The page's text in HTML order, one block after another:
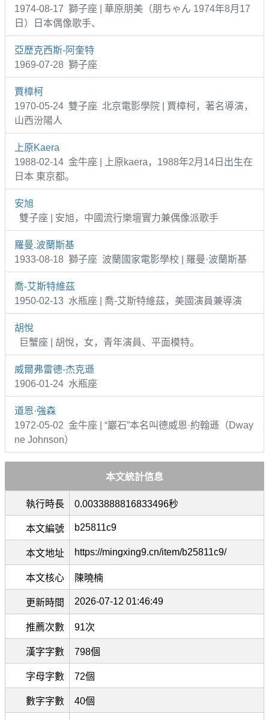
1974-08-17 獅子座 | 華原朋美（朋ちゃん 1974年8月17
日）日本偶像歌手、
亞歷克西斯-阿奎特
1969-07-28 獅子座
賈樟柯
1970-05-24 雙子座 北京電影學院 | 賈樟柯，著名導演，
山西汾陽人
上原Kaera
1988-02-14 金牛座 | 上原kaera，1988年2月14日出生在
日本 東京都。
安旭
雙子座 | 安旭，中國流行樂壇實力兼偶像派歌手
羅曼.波蘭斯基
1933-08-18 獅子座 波蘭國家電影學校 | 羅曼·波蘭斯基
喬-艾斯特維茲
1950-02-13 水瓶座 | 喬-艾斯特維茲，美國演員兼導演
胡悅
巨蟹座 | 胡悅，女，青年演員、平面模特。
威爾弗雷德-杰克遜
1906-01-24 水瓶座
道恩·強森
1972-05-02 金牛座 | “巖石”本名叫德威恩·約翰遜（Dway
ne Johnson）
本文統計信息
執行時長 0.0033888816833496秒
本文編號 b25811c9
本文地址 https://mingxing9.cn/item/b25811c9/
本文核心 陳曉楠
更新時間 2026-07-12 01:46:49
推薦次數 91次
漢字字數 798個
字母字數 72個
數字字數 40個